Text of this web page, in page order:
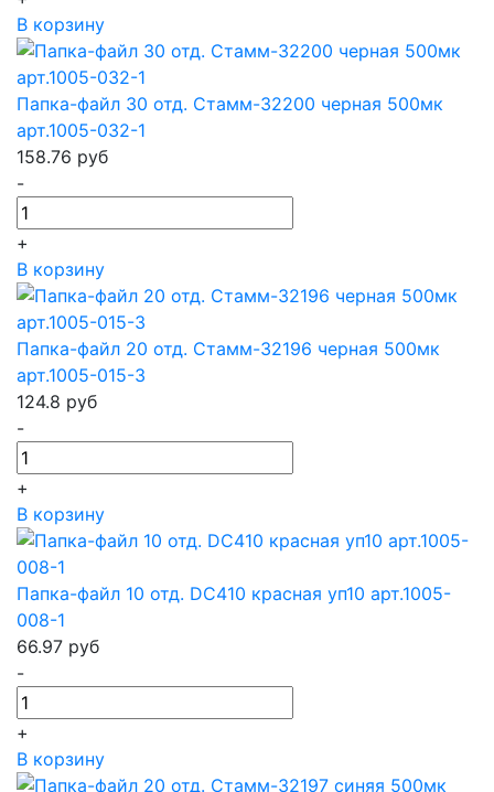
В корзину
Папка-файл 30 отд. Стамм-32200 черная 500мк
арт.1005-032-1
158.76 руб
-
+
В корзину
Папка-файл 20 отд. Стамм-32196 черная 500мк
арт.1005-015-3
124.8 руб
-
+
В корзину
Папка-файл 10 отд. DC410 красная уп10 арт.1005-
008-1
66.97 руб
-
+
В корзину